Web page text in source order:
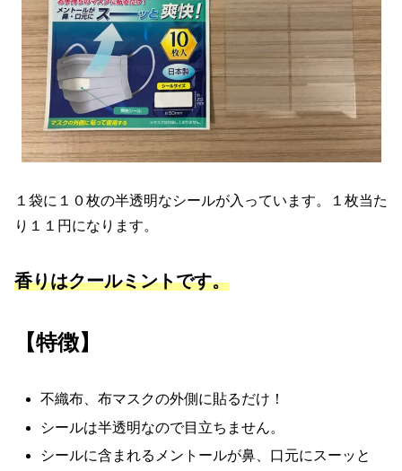
１袋に１０枚の半透明なシールが入っています。１枚当た
り１１円になります。
香りはクールミントです。
【特徴】
不織布、布マスクの外側に貼るだけ！
シールは半透明なので目立ちません。
シールに含まれるメントールが鼻、口元にスーッと